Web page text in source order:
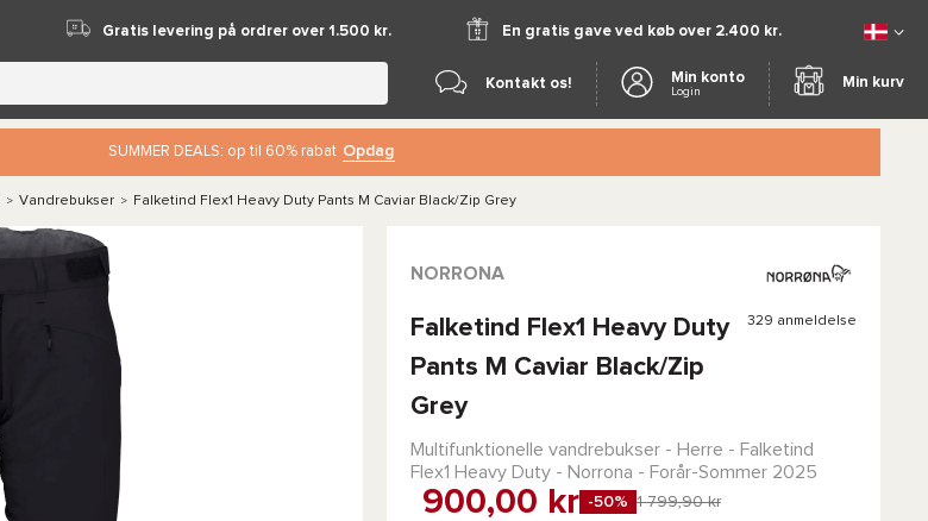
Gratis levering på ordrer over 1.500 kr. En gratis gave ved køb over 2.400 kr.
Kontakt os! Min konto
Login
Min kurv
SUMMER DEALS: op til 60% rabat Opdag
> Vandrebukser > Falketind Flex1 Heavy Duty Pants M Caviar Black/Zip Grey
NORRONA
Falketind Flex1 Heavy Duty
Pants M Caviar Black/Zip
Grey
329 anmeldelse
Multifunktionelle vandrebukser - Herre - Falketind
Flex1 Heavy Duty - Norrona - Forår-Sommer 2025
900,00 kr -50% 1 799,90 kr